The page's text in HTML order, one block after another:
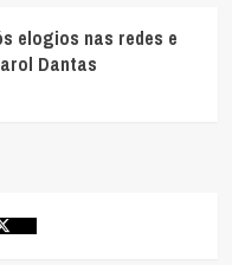
elogios nas redes e
Dantas